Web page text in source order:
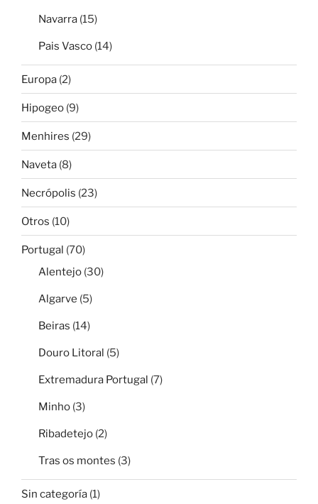
Navarra (15)
Pais Vasco (14)
Europa (2)
Hipogeo (9)
Menhires (29)
Naveta (8)
Necrópolis (23)
Otros (10)
Portugal (70)
Alentejo (30)
Algarve (5)
Beiras (14)
Douro Litoral (5)
Extremadura Portugal (7)
Minho (3)
Ribadetejo (2)
Tras os montes (3)
Sin categoría (1)